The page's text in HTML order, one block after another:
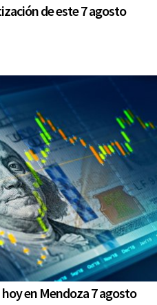
de este 7 agosto
en Mendoza 7 agosto